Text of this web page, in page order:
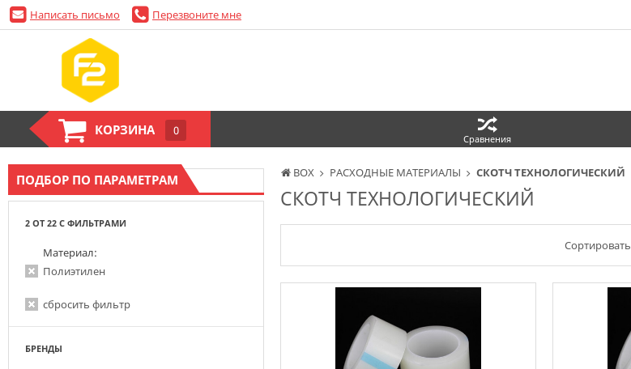
ПОДБОР ПО ПАРАМЕТРАМ
2 ОТ 22 С ФИЛЬТРАМИ
Материал:
Полиэтилен
сбросить фильтр
БРЕНДЫ
BOX РАСХОДНЫЕ МАТЕРИАЛЫ СКОТЧ ТЕХНОЛОГИЧЕСКИЙ
СКОТЧ ТЕХНОЛОГИЧЕСКИЙ
Сортировать
Написать письмо Перезвоните мне
КОРЗИНА 0
Сравнения